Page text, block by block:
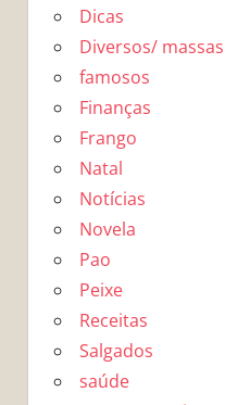
Dicas
Diversos/ massas
famosos
Finanças
Frango
Natal
Notícias
Novela
Pao
Peixe
Receitas
Salgados
saúde